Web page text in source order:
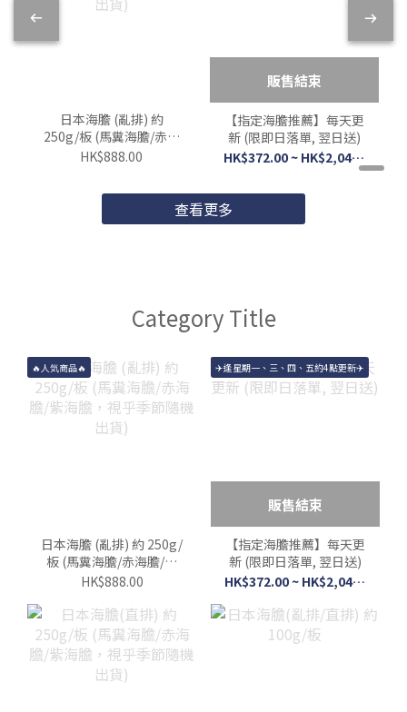
日本海膽 (亂排) 約
250g/板 (馬糞海膽/赤海
膽/紫海膽，視乎季節隨
HK$888.00
販售結束
【指定海膽推薦】每天更
新 (限即日落單, 翌日送)
HK$372.00 ~ HK$2,044.00
查看更多
Category Title
🔥人気商品🔥
日本海膽 (亂排) 約 250g/
板 (馬糞海膽/赤海膽/紫
海膽，視乎季節隨機出
HK$888.00
✈️逢星期一、三、四、五約4點更新✈️
販售結束
【指定海膽推薦】每天更
新 (限即日落單, 翌日送)
HK$372.00 ~ HK$2,044.00